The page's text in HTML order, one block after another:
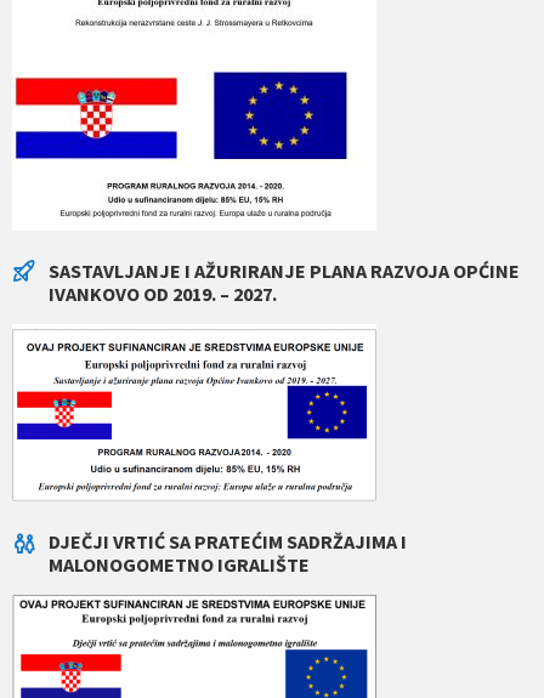
SASTAVLJANJE I AŽURIRANJE PLANA RAZVOJA OPĆINE
IVANKOVO OD 2019. – 2027.
DJEČJI VRTIĆ SA PRATEĆIM SADRŽAJIMA I
MALONOGOMETNO IGRALIŠTE